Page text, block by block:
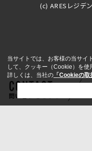
(c) ARESレジデ
問い合わせをする
当サイトでは、お客様の当サイ
して、クッキー（Cookie）を使
詳しくは、当社の 「Cookieの取